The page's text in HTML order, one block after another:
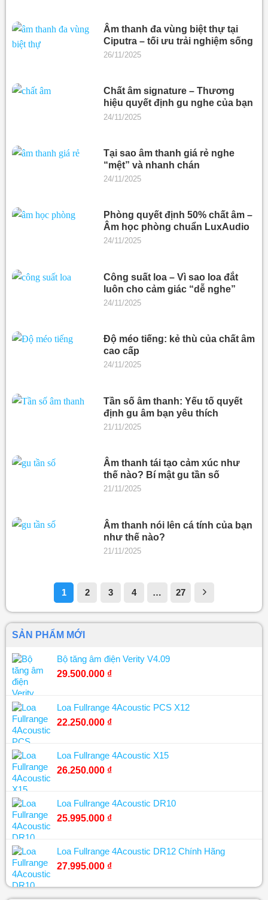
Âm thanh đa vùng biệt thự tại
Ciputra – tối ưu trải nghiệm sống
26/11/2025
Chất âm signature – Thương
hiệu quyết định gu nghe của bạn
24/11/2025
Tại sao âm thanh giá rẻ nghe
“mệt” và nhanh chán
24/11/2025
Phòng quyết định 50% chất âm –
Âm học phòng chuẩn LuxAudio
24/11/2025
Công suất loa – Vì sao loa đắt
luôn cho cảm giác “dễ nghe”
24/11/2025
Độ méo tiếng: kẻ thù của chất âm
cao cấp
24/11/2025
Tần số âm thanh: Yếu tố quyết
định gu âm bạn yêu thích
21/11/2025
Âm thanh tái tạo cảm xúc như
thế nào? Bí mật gu tần số
21/11/2025
Âm thanh nói lên cá tính của bạn
như thế nào?
21/11/2025
1 2 3 4 … 27
SẢN PHẨM MỚI
Bộ tăng âm điện Verity V4.09
29.500.000 ₫
Loa Fullrange 4Acoustic PCS X12
22.250.000 ₫
Loa Fullrange 4Acoustic X15
26.250.000 ₫
Loa Fullrange 4Acoustic DR10
25.995.000 ₫
Loa Fullrange 4Acoustic DR12 Chính Hãng
27.995.000 ₫